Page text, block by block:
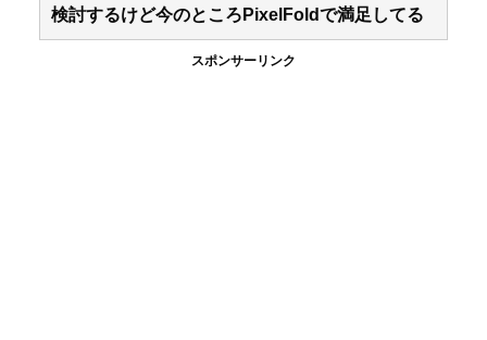
検討するけど今のところPixelFoldで満足してる
スポンサーリンク